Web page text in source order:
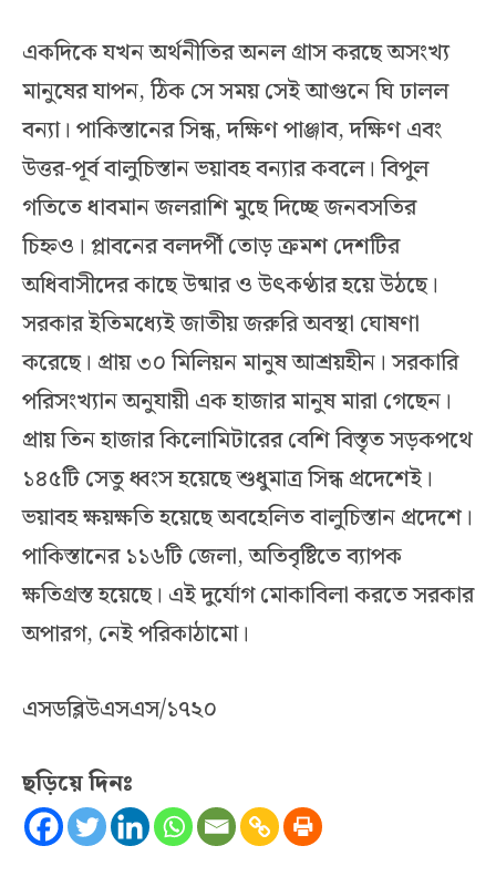
একদিকে যখন অর্থনীতির অনল গ্রাস করছে অসংখ্য
মানুষের যাপন, ঠিক সে সময় সেই আগুনে ঘি ঢালল
বন্যা। পাকিস্তানের সিন্ধ, দক্ষিণ পাঞ্জাব, দক্ষিণ এবং
উত্তর-পূর্ব বালুচিস্তান ভয়াবহ বন্যার কবলে। বিপুল
গতিতে ধাবমান জলরাশি মুছে দিচ্ছে জনবসতির
চিহ্নও। প্লাবনের বলদর্পী তোড় ক্রমশ দেশটির
অধিবাসীদের কাছে উষ্মার ও উৎকণ্ঠার হয়ে উঠছে।
সরকার ইতিমধ্যেই জাতীয় জরুরি অবস্থা ঘোষণা
করেছে। প্রায় ৩০ মিলিয়ন মানুষ আশ্রয়হীন। সরকারি
পরিসংখ্যান অনুযায়ী এক হাজার মানুষ মারা গেছেন।
প্রায় তিন হাজার কিলোমিটারের বেশি বিস্তৃত সড়কপথে
১৪৫টি সেতু ধ্বংস হয়েছে শুধুমাত্র সিন্ধ প্রদেশেই।
ভয়াবহ ক্ষয়ক্ষতি হয়েছে অবহেলিত বালুচিস্তান প্রদেশে।
পাকিস্তানের ১১৬টি জেলা, অতিবৃষ্টিতে ব্যাপক
ক্ষতিগ্রস্ত হয়েছে। এই দুর্যোগ মোকাবিলা করতে সরকার
অপারগ, নেই পরিকাঠামো।
এসডব্লিউএসএস/১৭২০
ছড়িয়ে দিনঃ